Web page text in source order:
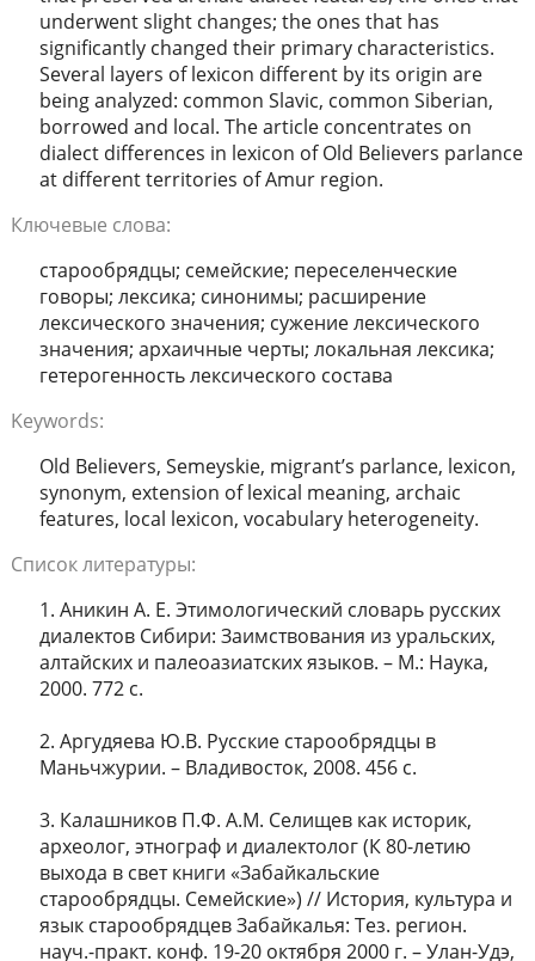
underwent slight changes; the ones that has
significantly changed their primary characteristics.
Several layers of lexicon different by its origin are
being analyzed: common Slavic, common Siberian,
borrowed and local. The article concentrates on
dialect differences in lexicon of Old Believers parlance
at different territories of Amur region.
Ключевые слова:
старообрядцы; семейские; переселенческие
говоры; лексика; синонимы; расширение
лексического значения; сужение лексического
значения; архаичные черты; локальная лексика;
гетерогенность лексического состава
Keywords:
Old Believers, Semeyskie, migrant’s parlance, lexicon,
synonym, extension of lexical meaning, archaic
features, local lexicon, vocabulary heterogeneity.
Список литературы:
1. Аникин А. Е. Этимологический словарь русских
диалектов Сибири: Заимствования из уральских,
алтайских и палеоазиатских языков. – М.: Наука,
2000. 772 с.
2. Аргудяева Ю.В. Русские старообрядцы в
Маньчжурии. – Владивосток, 2008. 456 c.
3. Калашников П.Ф. А.М. Селищев как историк,
археолог, этнограф и диалектолог (К 80-летию
выхода в свет книги «Забайкальские
старообрядцы. Семейские») // История, культура и
язык старообрядцев Забайкалья: Тез. регион.
науч.-практ. конф. 19-20 октября 2000 г. – Улан-Удэ,